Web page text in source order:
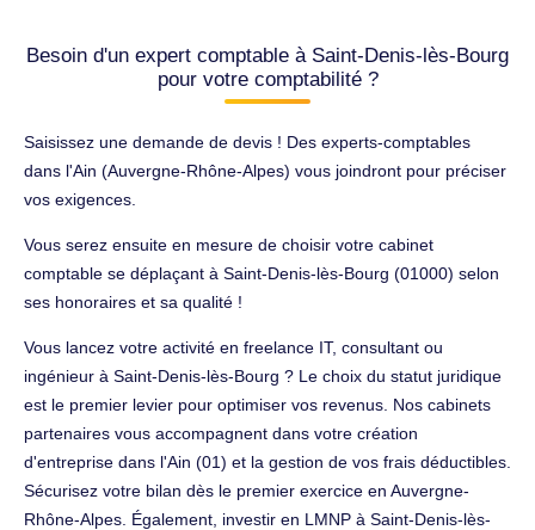
Besoin d'un expert comptable à Saint-Denis-lès-Bourg
pour votre comptabilité ?
Saisissez une demande de devis ! Des experts-comptables
dans l'Ain (Auvergne-Rhône-Alpes) vous joindront pour préciser
vos exigences.
Vous serez ensuite en mesure de choisir votre cabinet
comptable se déplaçant à Saint-Denis-lès-Bourg (01000) selon
ses honoraires et sa qualité !
Vous lancez votre activité en freelance IT, consultant ou
ingénieur à Saint-Denis-lès-Bourg ? Le choix du statut juridique
est le premier levier pour optimiser vos revenus. Nos cabinets
partenaires vous accompagnent dans votre création
d'entreprise dans l'Ain (01) et la gestion de vos frais déductibles.
Sécurisez votre bilan dès le premier exercice en Auvergne-
Rhône-Alpes. Également, investir en LMNP à Saint-Denis-lès-